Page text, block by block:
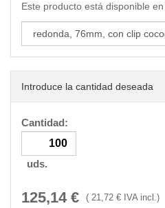
Este producto está disponible
Introduce la cantidad deseada
Cantidad:
uds.
125,14 € ( 21,72 € IVA incl.)